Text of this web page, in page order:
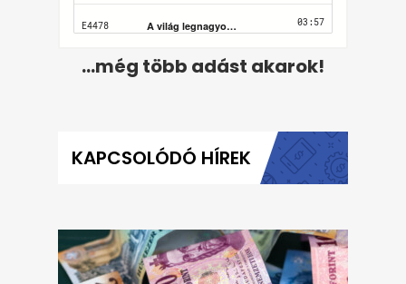
...még több adást akarok!
KAPCSOLÓDÓ HÍREK